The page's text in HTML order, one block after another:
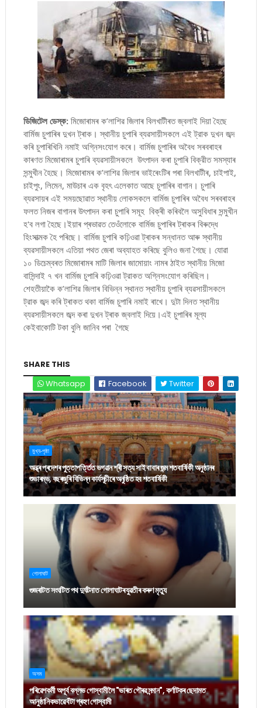
ডিজিটেল ডেস্ক: মিজোৰামৰ ক’লাশিৱ জিলাৰ বিলখাটীৰত জ্বলাই দিয়া হৈছে
বার্মিজ চুপাৰিৰ দুখন ট্ৰাক। স্থানীয় চুপাৰি ব্যৱসায়ীসকলে এই ট্রাক দুখন জব্দ
কৰি চুপাৰিখিনি নমাই অগ্নিসংযোগ কৰে। বার্মিজ চুপাৰিৰ অবৈধ সৰবৰাহৰ
কাৰণত মিজোৰামৰ চুপাৰি ব্যৱসায়ীসকলে উৎপাদন কৰা চুপাৰি বিক্রীত সমস্যাৰ
সন্মুখীন হৈছে। মিজোৰামৰ ক’লাশিৱ জিলাৰ ভাইৰেংটিৰ পৰা বিলখাটীৰ, চাইপাই,
চাইপুং, লিমেন, মাউচাৰ এক বৃহৎ এলেকাত আছে চুপাৰিৰ বাগান। চুপাৰি
ব্যৱসায়ৰ এই সময়ছোৱাত স্থানীয় লোকসকলে বার্মিজ চুপাৰিৰ অবৈধ সৰবৰাহৰ
ফলত নিজৰ বাগানৰ উৎপাদন কৰা চুপাৰি সমূহ বিক্ৰী কৰিবলৈ অসুবিধাৰ সন্মুখীন
হ'ব লগা হৈছে।ইয়াৰ প্ৰভাৱত তেওঁলোকে বার্মিজ চুপাৰিৰ ট্ৰাকৰ বিৰুদ্ধে
হিংসাত্মক হৈ পৰিছে। বার্মিজ চুপাৰি কঢ়িওৱা ট্ৰাকৰ সন্ধানত আৰু স্থানীয়
ব্যৱসায়ীসকলে এতিয়া পথত জেৰা অব্যাহত কৰিছে বুলিও জনা গৈছে। যোৱা
১০ ডিচেম্বৰত মিজোৰামৰ মাটি জিলাৰ জামোয়াং নামৰ ঠাইত স্থানীয় মিজো
বাসিন্দাই ৭ খন বার্মিজ চুপাৰি কঢ়িওৱা ট্রাকত অগ্নিসংযোগ কৰিছিল।
শেহতীয়াকৈ ক’লাশিৱ জিলাৰ বিভিন্ন স্থানত স্থানীয় চুপাৰি ব্যৱসায়ীসকলে
ট্রাক জব্দ কৰি ট্ৰাকত থকা বাৰ্মিজ চুপাৰি নমাই ৰাখে। দুটা দিনত স্থানীয়
ব্যৱসায়ীসকলে জব্দ কৰা দুখন ট্ৰাক জ্বলাই দিয়ে।এই চুপাৰিৰ মূল্য
কেইবাকোটি টকা বুলি জানিব পৰা গৈছে
SHARE THIS
Whatsapp
Facebook Twitter
মুখ্য-পৃষ্ঠা
অন্ধ্ৰ প্ৰদেশৰ পুত্তাপৰ্ত্তিত ভগৱান শ্ৰী সত্য সাই বাবাৰ জন্ম শতবাৰ্ষিকী অনুষ্ঠানৰ
শুভাৰম্ভ, বছৰজুৰি বিভিন্ন কাৰ্যসূচীৰে অনুষ্ঠিত হব শতবাৰ্ষিকী
গোলাঘাট
গুজৰাটত সংঘটিত পথ দুৰ্ঘটনাত গোলাঘাটৰ যুৱতীৰ কৰুণ মৃত্যু
অসম
পৰিৱেশকৰ্মী অপূৰ্ব বল্লভ গোস্বামীলৈ "ভাৰত গৌৰৱ সন্মান", কৰ্ণাটকৰ ছেদামত
আনুষ্ঠানিকভাৱে বঁটা গ্ৰহণ গোস্বামী